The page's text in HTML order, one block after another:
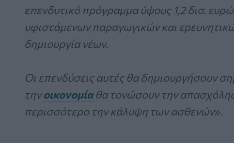
επενδυτικό πρόγραμμα ύψους 1,2 δισ.
υφιστάμενων παραγωγικών και
δημιουργία νέων.
Οι επενδύσεις αυτές θα δημιουργήσουν
τηνοικονομία θα τονώσουν την
περισσότερο την κάλυψη των ασθενών».